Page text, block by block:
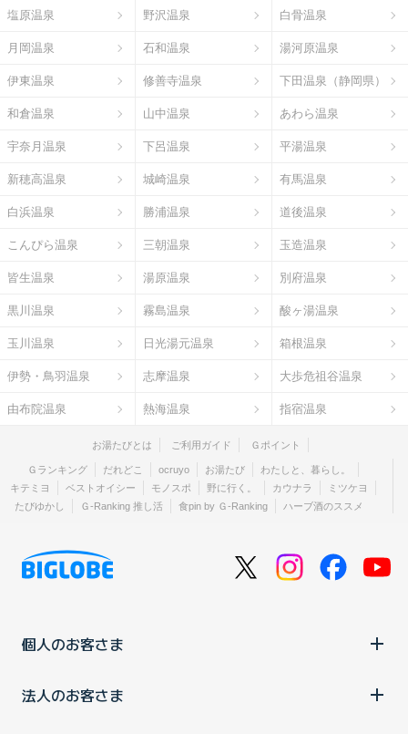
塩原温泉 野沢温泉 白骨温泉
月岡温泉 石和温泉 湯河原温泉
伊東温泉 修善寺温泉 下田温泉（静岡県）
和倉温泉 山中温泉 あわら温泉
宇奈月温泉 下呂温泉 平湯温泉
新穂高温泉 城崎温泉 有馬温泉
白浜温泉 勝浦温泉 道後温泉
こんぴら温泉 三朝温泉 玉造温泉
皆生温泉 湯原温泉 別府温泉
黒川温泉 霧島温泉 酸ヶ湯温泉
玉川温泉 日光湯元温泉 箱根温泉
伊勢・鳥羽温泉 志摩温泉 大歩危祖谷温泉
由布院温泉 熱海温泉 指宿温泉
お湯たびとは ご利用ガイド Ｇポイント
Ｇランキング だれどこ ocruyo お湯たび
わたしと、暮らし。
キテミヨ
ベストオイシー モノスポ 野に行く。 カウナラ
ミツケヨ
たびゆかし
Ｇ-Ranking 推し活 食pin by Ｇ-Ranking ハーブ酒のススメ
個人のお客さま
法人のお客さま